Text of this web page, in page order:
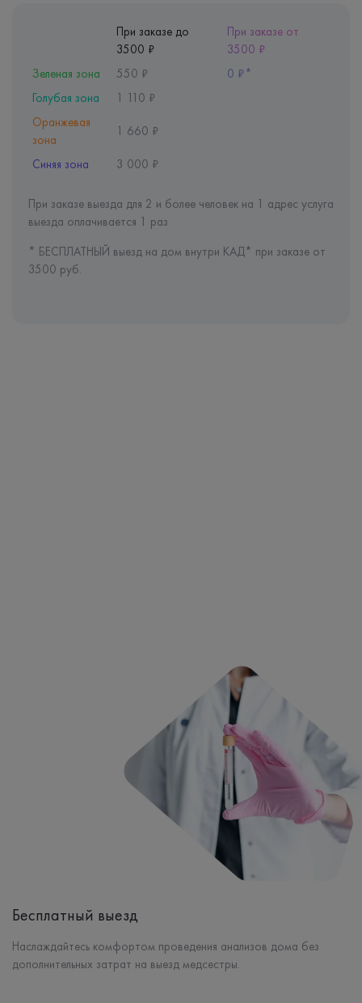
При заказе до
3500 ₽
При заказе от
3500 ₽
Зеленая зона
550 ₽
0 ₽*
Голубая зона
1 110 ₽
Оранжевая
зона
1 660 ₽
Синяя зона 3 000 ₽
При заказе выезда для 2 и более человек на 1 адрес услуга
выезда оплачивается 1 раз
* БЕСПЛАТНЫЙ выезд на дом внутри КАД* при заказе от
3500 руб.
Бесплатный выезд
Наслаждайтесь комфортом проведения анализов дома без
дополнительных затрат на выезд медсестры.